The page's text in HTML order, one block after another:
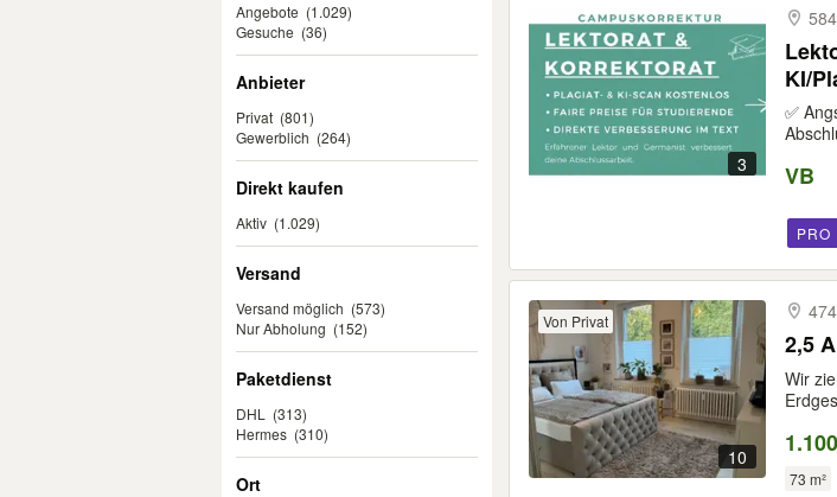
Angebote (1.029)
Gesuche (36)
Anbieter
Privat (801)
Gewerblich (264)
Direkt kaufen
Aktiv (1.029)
Versand
Versand möglich (573)
Nur Abholung (152)
Paketdienst
DHL
(313)
Hermes (310)
Ort
3
KI/
✅
VB
PRO
10
Von Privat
2,5
Wir
73 m²